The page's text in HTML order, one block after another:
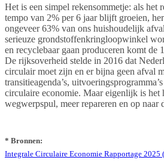
Het is een simpel rekensommetje: als het
tempo van 2% per 6 jaar blijft groeien,
ongeveer 63% van ons huishoudelijk
serieuze grondstoffenkringloopwinkel
en recyclebaar gaan produceren komt de
De rijksoverheid stelde in 2016 dat
circulair moet zijn en er bijna geen afval
transitieagenda’s,
circulaire economie. Maar eigenlijk is het
wegwerpspul, meer repareren en op naar
* Bronnen:
Integrale Circulaire Economie Rapportage 2025